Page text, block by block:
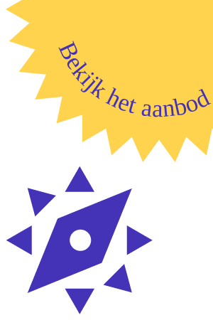
Bekijk het aanbod